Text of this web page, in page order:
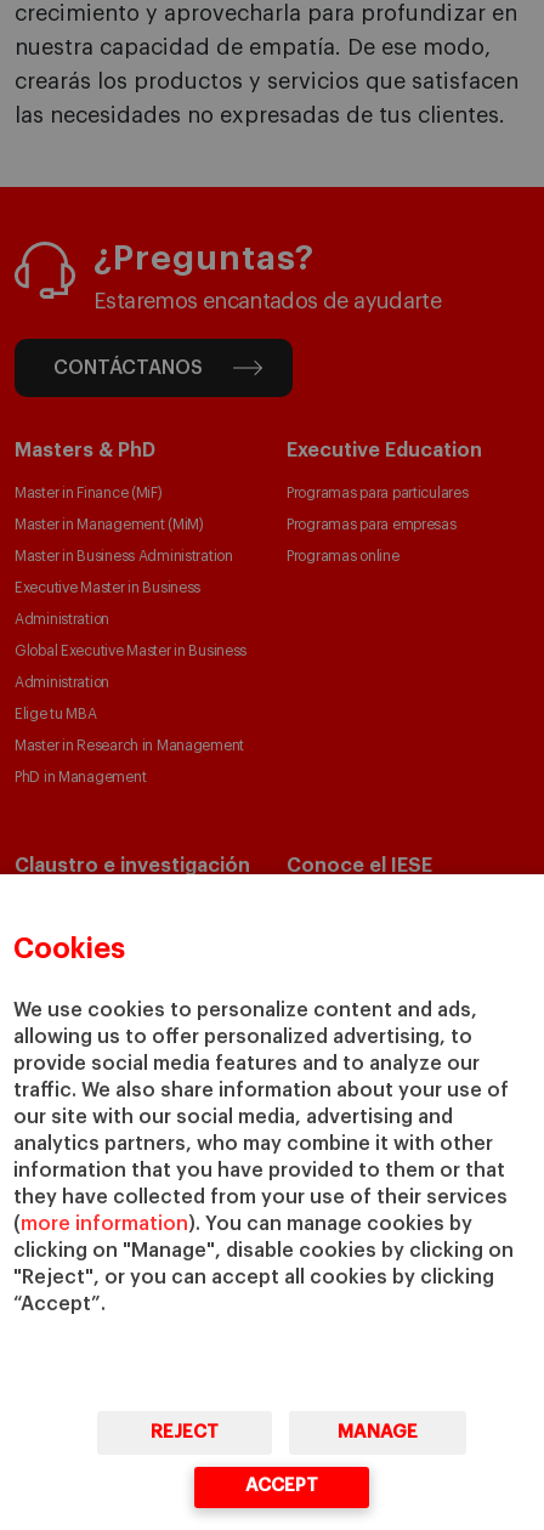
Cookies
We use cookies to personalize content and ads,
allowing us to offer personalized advertising, to
provide social media features and to analyze our
traffic. We also share information about your use of
our site with our social media, advertising and
analytics partners, who may combine it with other
information that you have provided to them or that
they have collected from your use of their services
(more information). You can manage cookies by
clicking on "Manage", disable cookies by clicking on
"Reject", or you can accept all cookies by clicking
“Accept”.
REJECT MANAGE
ACCEPT
crecimiento y aprovecharla para profundizar en
nuestra capacidad de empatía. De ese modo,
crearás los productos y servicios que satisfacen
las necesidades no expresadas de tus clientes.
¿Preguntas?
Estaremos encantados de ayudarte
CONTÁCTANOS
Masters & PhD
Master in Finance (MiF)
Master in Management (MiM)
Master in Business Administration
Executive Master in Business
Administration
Global Executive Master in Business
Administration
Elige tu MBA
Master in Research in Management
PhD in Management
Executive Education
Programas para particulares
Programas para empresas
Programas online
Claustro e investigación
Departamentos académicos
Cátedras
IESE Insight
IESE Publishing
Conoce el IESE
Nuestro impacto
Colabora con el IESE
Servicios
Biblioteca
Canal de Compliance
Capellanía
IESE Shop
Jobs @IESE
Préstamos y becas
© Copyright, 2026. IESE Business School | University of Navarra
Cookies Ciberseguridad